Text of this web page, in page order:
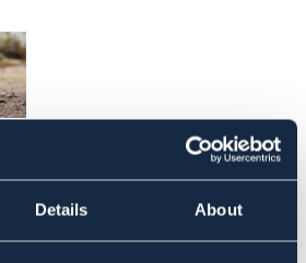
Details About
▾
Føj til